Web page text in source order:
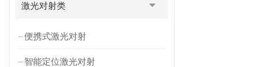
激光对射类
便携式激光对射
智能定位激光对射